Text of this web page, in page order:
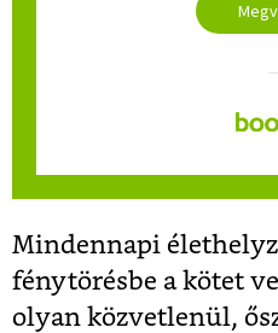
Mindennapi
fénytörésbe a kötet
olyan közvetlenül,